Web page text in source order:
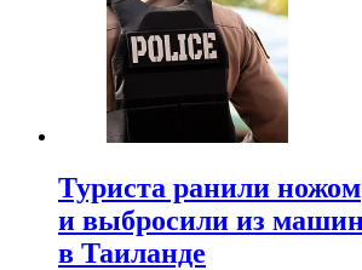
Туриста ранили ножом
и выбросили из
в Таиланде